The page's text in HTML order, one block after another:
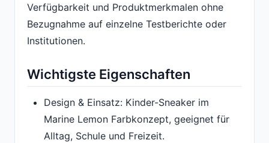
Verfügbarkeit und Produktmerkmalen ohne
Bezugnahme auf einzelne Testberichte oder
Institutionen.
Wichtigste Eigenschaften
Design & Einsatz: Kinder-Sneaker im
Marine Lemon Farbkonzept, geeignet für
Alltag, Schule und Freizeit.